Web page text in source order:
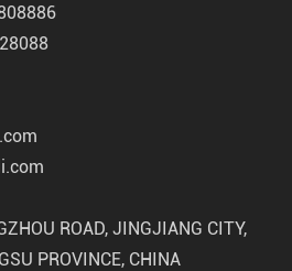
ROAD, JINGJIANG CITY,
PROVINCE, CHINA